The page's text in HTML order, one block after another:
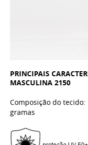
PRINCIPAIS
MASCULINA 2150
Composição do
gramas